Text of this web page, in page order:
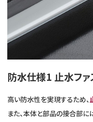
防水仕様1 止水フ
高い防水性を実現するため、
また、本体と部品の接合部